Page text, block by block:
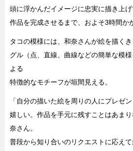
頭に浮かんだイメージに忠実に描き上
作品を完成させるまで、およそ3時間か
タコの模様には、和奈さんが絵を描く
グル（点、直線、曲線などの簡単な模
よる
特徴的なモチーフが垣間見える。
「自分の描いた絵を周りの人にプレゼ
嬉しい。作品を手元に残すことはあま
奈さん。
普段から知り合いのリクエストに応え